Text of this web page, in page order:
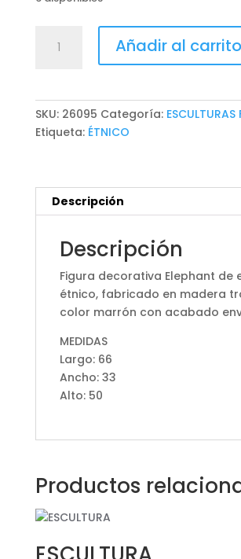
DECORATIVA
Añadir al carrito
SKU: 26095 Categoría: ESCULTURAS
Etiqueta: ÉTNICO
Descripción
Descripción
Figura decorativa Elephant de
étnico, fabricado en madera
color marrón con acabado
MEDIDAS
Largo: 66
Ancho: 33
Alto: 50
Productos